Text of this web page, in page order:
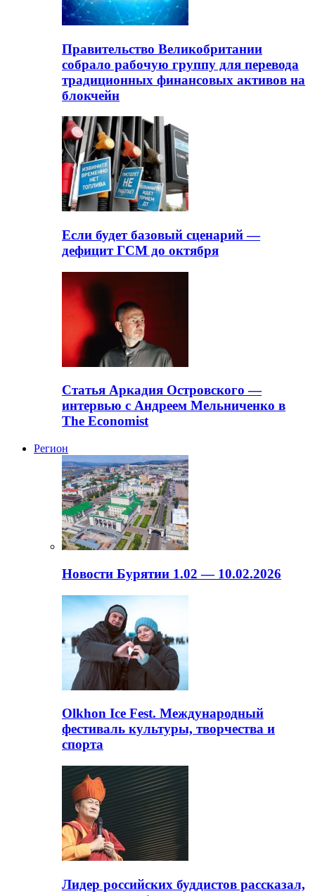
Правительство Великобритании
собрало рабочую группу для перевода
традиционных финансовых активов на
блокчейн
Если будет базовый сценарий —
дефицит ГСМ до октября
Статья Аркадия Островского —
интервью с Андреем Мельниченко в
The Economist
Регион
Новости Бурятии 1.02 — 10.02.2026
Olkhon Ice Fest. Международный
фестиваль культуры, творчества и
спорта
Лидер российских буддистов рассказал,